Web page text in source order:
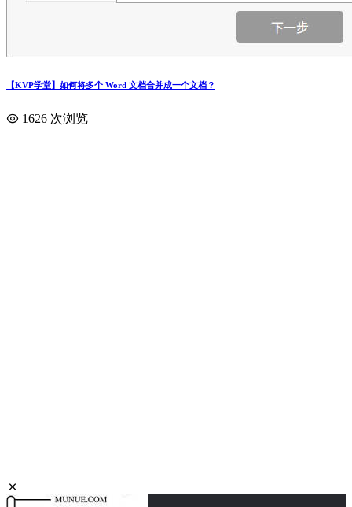
【KVP学堂】如何将多个 Word 文档合并成一个文档？
1626 次浏览